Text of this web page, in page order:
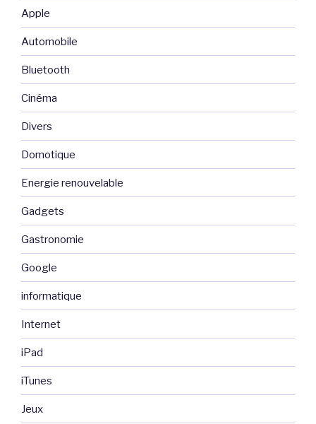
Apple
Automobile
Bluetooth
Cinéma
Divers
Domotique
Energie renouvelable
Gadgets
Gastronomie
Google
informatique
Internet
iPad
iTunes
Jeux